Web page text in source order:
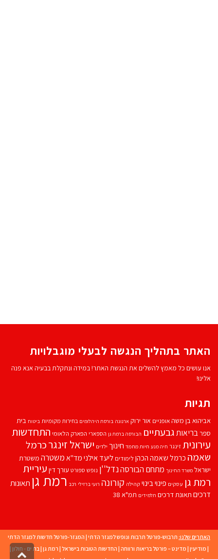
האתר בתהליך הנגשה לבעלי מוגבלויות
אנו עושים כל מאמץ להשלים את הנגשת האתר! במידה ונתקלת בבעיה אנא פנה
אלינו!
תגיות
אביהוא בן משהאופניים אור ירוק ארנונה בורסת היהלומים בחירות מקומיות ביטוח בית
ספרבריאותגבעתיים הבורסה ברמת גן הספארי הפארק הלאומי התחדשות
עירוניתזינגר חיה מנע חיות מחמד חינוך ילדים ישראל זינגרכרמל
שאמה כרמל שאמה הכהן לימודים ליעד אילנימד''אמשטרה משטרת
ישראל משרד החינוך מתחם הבורסהנדל''ן נופש ספורט עורך דין עיריית
רמת גן עסקים פינוי בינוי קהילה קורונה רועי ברזילי רכב רמת גן תאונות
דרכים תאונת דרכים תלמידים תמ"א 38
האתרים שלנו: תרבוש-פורטל תרבות ונופש למגזר הדתי | המגזר-פורטל חדשות למגזר הדתי
| מודיעין | מדינט – פורטל בריאות ורווחה | החדשות הטובות בישראל | רמת גן |בת ים - חולון |